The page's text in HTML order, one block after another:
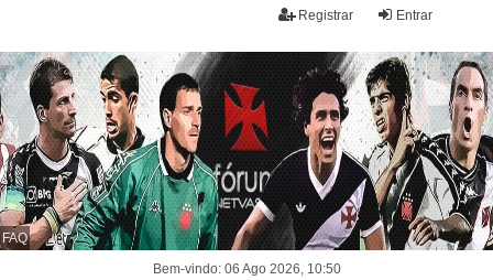
Entrar
Registrar
FAQ
Bem-vindo: 06 Ago 2026, 10:50